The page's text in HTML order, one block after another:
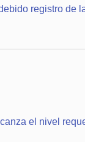
registro de
el nivel